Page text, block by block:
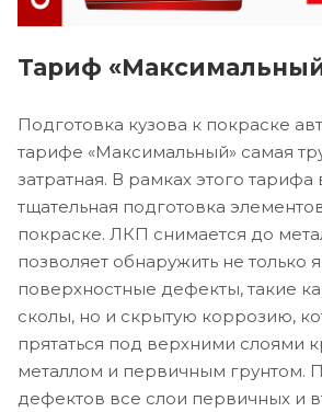
Тариф
Подготовка кузова к покраске
тарифе «Максимальный» самая
затратная. В рамках этого тарифа
тщательная подготовка
покраске. ЛКП снимается до
позволяет обнаружить не только
поверхностные дефекты, такие
сколы, но и скрытую коррозию,
прятаться под верхними слоями
металлом и первичным грунтом.
дефектов все слои первичных и